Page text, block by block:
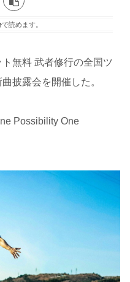
で読めます。
無料 武者修行の全国ツ
披露会を開催した。
Possibility One